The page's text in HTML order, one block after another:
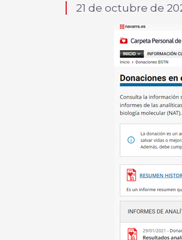
21 de octubre de